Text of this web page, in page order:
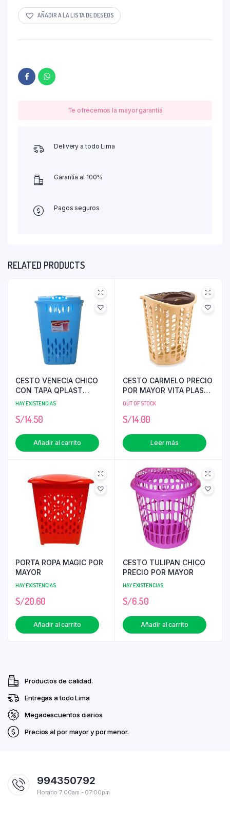
AÑADIR A LA LISTA DE DESEOS
Te ofrecemos la mayor garantía
Delivery a todo Lima
Garantía al 100%
Pagos seguros
RELATED PRODUCTS
CESTO VENECIA CHICO
CON TAPA QPLAST
PRECIO POR MAYOR
HAY EXISTENCIAS
S/14.50
Añadir al carrito
CESTO CARMELO PRECIO
POR MAYOR VITA PLAST
PRECIO POR MAYOR
OUT OF STOCK
S/14.00
Leer más
PORTA ROPA MAGIC POR
MAYOR
HAY EXISTENCIAS
S/20.60
Añadir al carrito
CESTO TULIPAN CHICO
PRECIO POR MAYOR
HAY EXISTENCIAS
S/6.50
Añadir al carrito
Productos de calidad.
Entregas a todo Lima
Megadescuentos diarios
Precios al por mayor y por menor.
994350792
Horario 7:00am - 07:00pm